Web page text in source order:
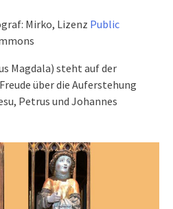
Mirko, Lizenz Public
Magdala) steht auf der
über die Auferstehung
Petrus und Johannes